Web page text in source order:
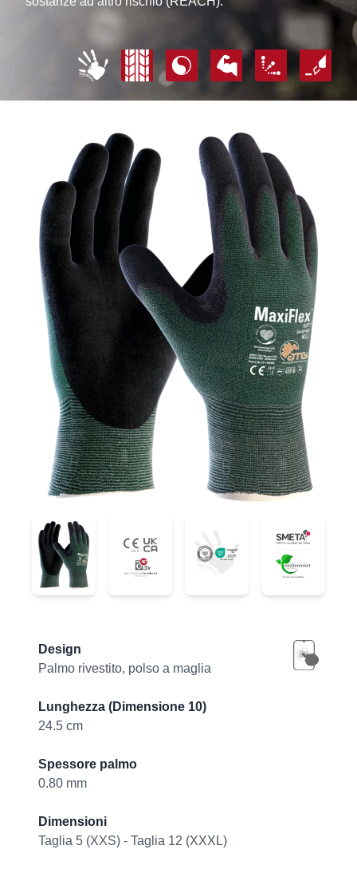
34-8743 34-8743
Product information
Design
Palmo rivestito, polso a maglia
Lunghezza (Dimensione 10)
24.5 cm
Spessore palmo
0.80 mm
Dimensioni
Taglia 5 (XXS) - Taglia 12 (XXXL)